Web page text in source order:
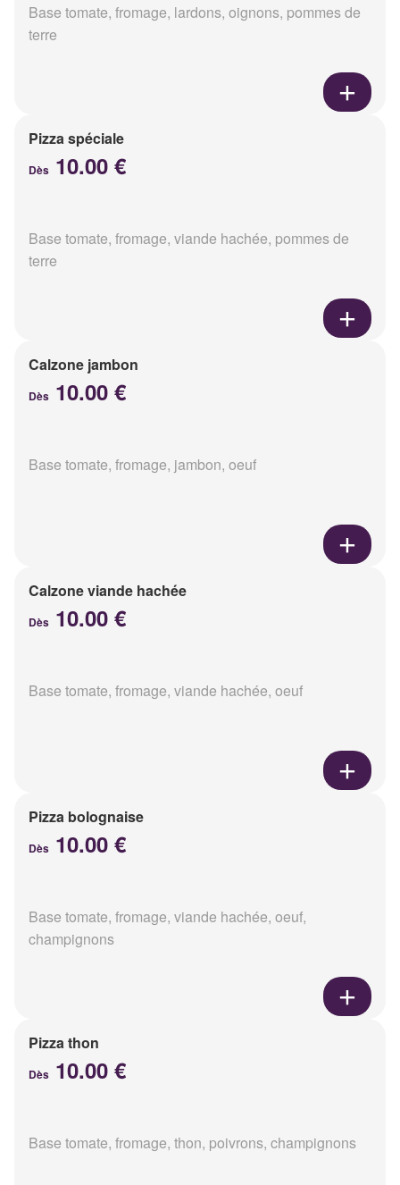
Base tomate, fromage, lardons, oignons, pommes de
terre
Pizza spéciale
Dès 10.00 €
Base tomate, fromage, viande hachée, pommes de
terre
Calzone jambon
Dès 10.00 €
Base tomate, fromage, jambon, oeuf
Calzone viande hachée
Dès 10.00 €
Base tomate, fromage, viande hachée, oeuf
Pizza bolognaise
Dès 10.00 €
Base tomate, fromage, viande hachée, oeuf,
champignons
Pizza thon
Dès 10.00 €
Base tomate, fromage, thon, poivrons, champignons